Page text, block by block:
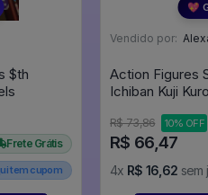
$th
Frete Grátis
tem cupom
💖
Vendido por:
Action Figures
Ichiban Kuji
No Basket
R$ 73,86 10% OFF
R$ 66,47
4x R$ 16,62 sem